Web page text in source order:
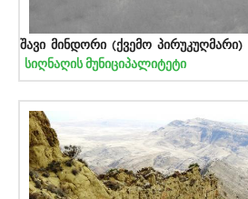
შავი მინდორი (ქვემო პირუკუღმარი)
სიღნაღის მუნიციპალიტეტი